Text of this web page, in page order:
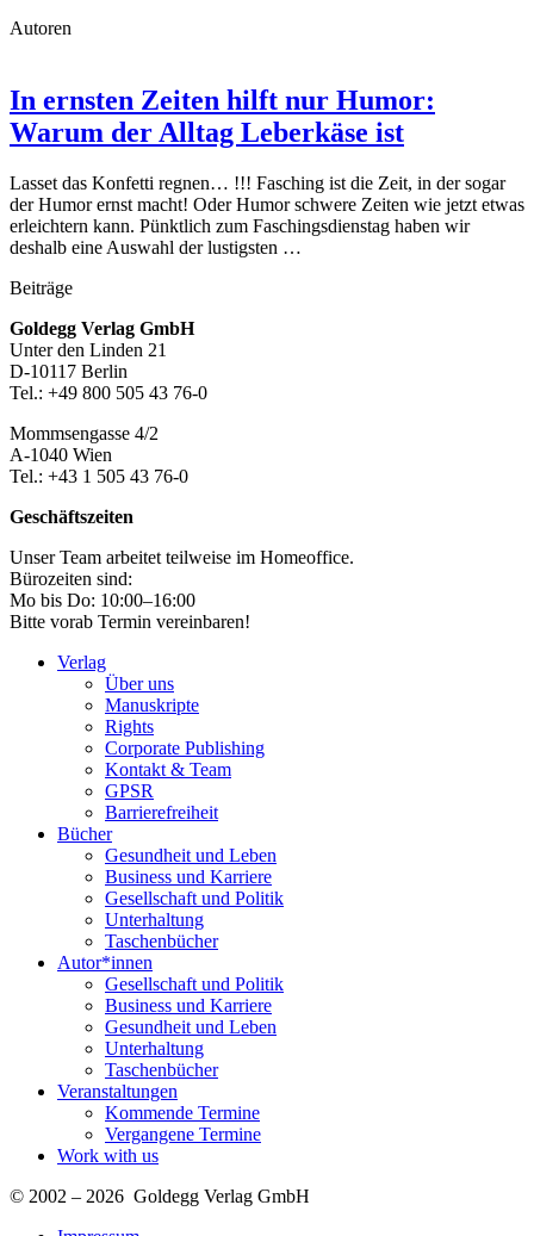
Autoren
In ernsten Zeiten hilft nur Humor:
Warum der Alltag Leberkäse ist
Lasset das Konfetti regnen… !!! Fasching ist die Zeit, in der sogar
der Humor ernst macht! Oder Humor schwere Zeiten wie jetzt etwas
erleichtern kann. Pünktlich zum Faschingsdienstag haben wir
deshalb eine Auswahl der lustigsten …
Beiträge
Footer-
Section
Goldegg Verlag GmbH
Unter den Linden 21
D-10117 Berlin
Tel.: +49 800 505 43 76-0
Mommsengasse 4/2
A-1040 Wien
Tel.: +43 1 505 43 76-0
Geschäftszeiten
Unser Team arbeitet teilweise im Homeoffice.
Bürozeiten sind:
Mo bis Do: 10:00–16:00
Bitte vorab Termin vereinbaren!
Verlag
Über uns
Manuskripte
Rights
Corporate Publishing
Kontakt & Team
GPSR
Barrierefreiheit
Bücher
Gesundheit und Leben
Business und Karriere
Gesellschaft und Politik
Unterhaltung
Taschenbücher
Autor*innen
Gesellschaft und Politik
Business und Karriere
Gesundheit und Leben
Unterhaltung
Taschenbücher
Veranstaltungen
Kommende Termine
Vergangene Termine
Work with us
© 2002 – 2026 Goldegg Verlag GmbH